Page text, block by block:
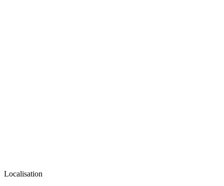
Localisation